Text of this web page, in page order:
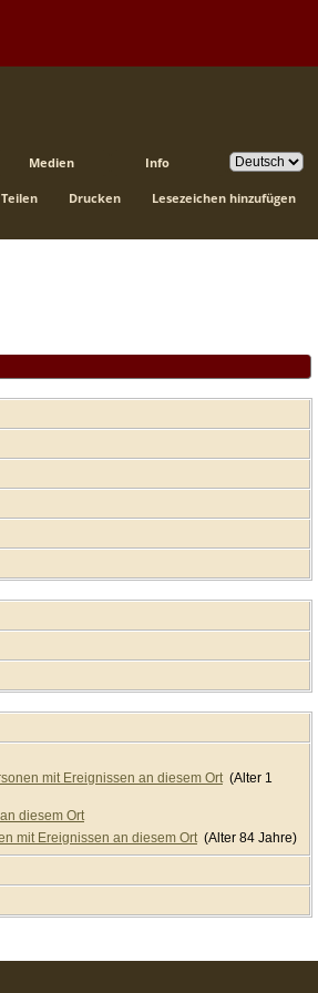
Medien Info
Teilen Drucken Lesezeichen hinzufügen
(Alter 1
(Alter 84 Jahre)